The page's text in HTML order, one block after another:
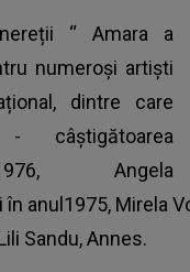
“ Amara a
numeroși artiști
dintre care
- câștigătoarea
Angela
anul1975, Mirela
Sandu, Annes.